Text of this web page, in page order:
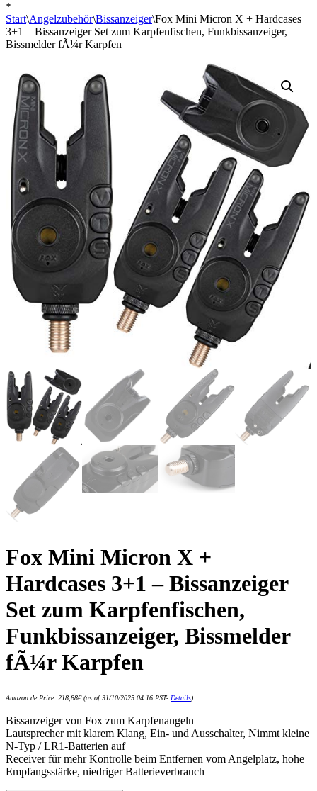
*
Start\Angelzubehör\Bissanzeiger\Fox Mini Micron X + Hardcases
3+1 – Bissanzeiger Set zum Karpfenfischen, Funkbissanzeiger,
Bissmelder fÃ¼r Karpfen
Fox Mini Micron X +
Hardcases 3+1 – Bissanzeiger
Set zum Karpfenfischen,
Funkbissanzeiger, Bissmelder
fÃ¼r Karpfen
Amazon.de Price: 218,88€(as of 31/10/2025 04:16 PST- Details)
Bissanzeiger von Fox zum Karpfenangeln
Lautsprecher mit klarem Klang, Ein- und Ausschalter, Nimmt kleine
N-Typ / LR1-Batterien auf
Receiver für mehr Kontrolle beim Entfernen vom Angelplatz, hohe
Empfangsstärke, niedriger Batterieverbrauch